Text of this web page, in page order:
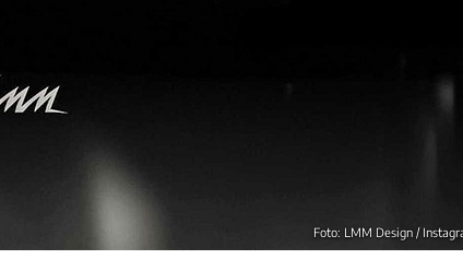
Foto: LMM Design /